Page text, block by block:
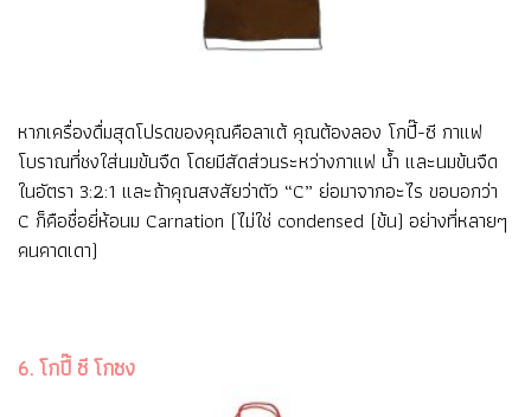
หากเครื่องดื่มสุดโปรดของคุณคือลาเต้ คุณต้องลอง โกปี๊-ซี กาแฟ
โบราณที่ชงใส่นมข้นจืด โดยมีสัดส่วนระหว่างกาแฟ น้ำ และนมข้นจืด
ในอัตรา 3:2:1 และถ้าคุณสงสัยว่าตัว “C” ย่อมาจากอะไร ขอบอกว่า
C ก็คือชื่อยี่ห้อนม Carnation (ไม่ใช่ condensed (ข้น) อย่างที่หลายๆ
คนคาดเดา)
6. โกปี๊ ซี โกซง